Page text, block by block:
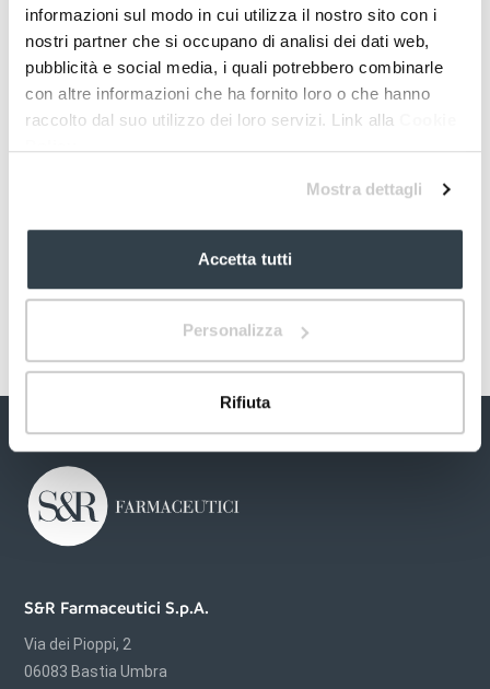
informazioni sul modo in cui utilizza il nostro sito con i
nostri partner che si occupano di analisi dei dati web,
pubblicità e social media, i quali potrebbero combinarle
con altre informazioni che ha fornito loro o che hanno
raccolto dal suo utilizzo dei loro servizi. Link alla
Mostra dettagli
Accetta tutti
Personalizza
Rifiuta
S&R Farmaceutici S.p.A.
Via dei Pioppi, 2
06083 Bastia Umbra